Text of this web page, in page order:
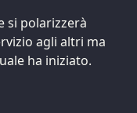
si polarizzerà
agli altri ma
ha iniziato.